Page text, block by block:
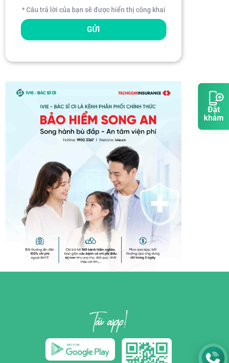
Đặt
khám
* Câu trả lời của bạn sẽ được hiển thị công khai
GỬI